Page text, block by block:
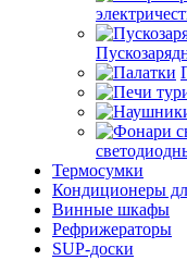
Термосумки
Кондиционеры
Винные шкафы
Рефрижераторы
SUP-доски